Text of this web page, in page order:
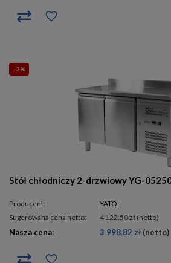
- 3%
Stół chłodniczy 2-drzwiowy YG-
Producent:
YATO
Sugerowana cena netto:
4 122,50 zł(netto)
Nasza cena: 3 998,82 zł (netto)